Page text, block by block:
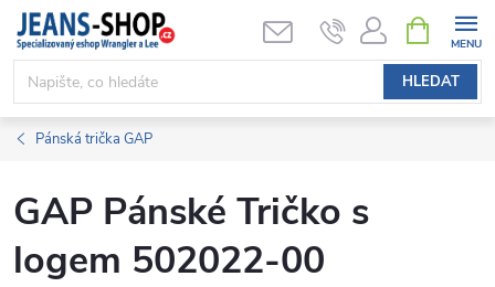
Přejít
obsah
HLEDAT
NÁKUPNÍ
KOŠÍK
Pánská trička GAP
GAP Pánské Tričko s
logem 502022-00